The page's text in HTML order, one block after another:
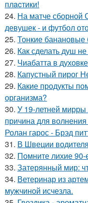
плacтики!
24. На матче сборной
девушек - и футбол
25. Тонкие банановые
26. Как сделать душ
27. Чиабатта в
28. Капустный пирог
29. Какие продукты
организма?
30. У 19-летней
причина для
Ролан гарос - Брэд
31. В Швеции
32. Помните лихие 90-
33. Затерянный мир:
34. Ветеринар из
мужчиной исчезла.